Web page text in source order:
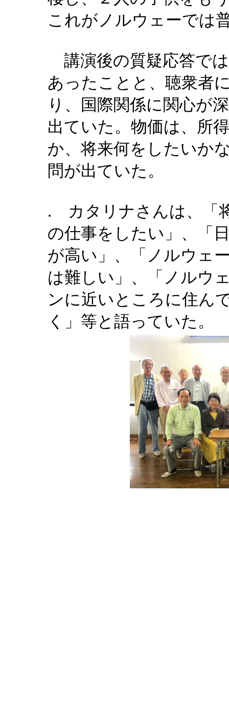
これがノルウェーでは
講演後の質疑応答で
あったことと、聴衆者
り、国際関係に関心が
出ていた。物価は、所
か、将来何をしたいか
問が出ていた。
. カタリナさんは、「
の仕事をしたい」、「
が高い」、「ノルウェ
は難しい」、「ノルウ
ンに近いところに住ん
く」等と語っていた。